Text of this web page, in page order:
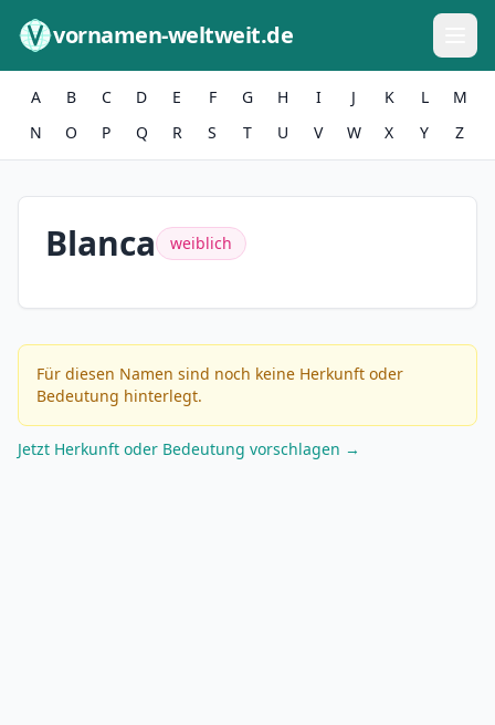
vornamen-weltweit.de
A B C D E F G H I J K L
M
N
O P Q R S T U V W X Y Z
Blanca weiblich
Für diesen Namen sind noch keine Herkunft oder
Bedeutung hinterlegt.
Jetzt Herkunft oder Bedeutung vorschlagen →